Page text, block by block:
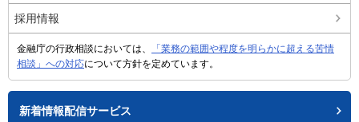
採用情報
金融庁の行政相談においては、
「業務の範囲や程度を明らかに超える苦情
相談」への対応について方針を定めています。
新着情報配信サービス